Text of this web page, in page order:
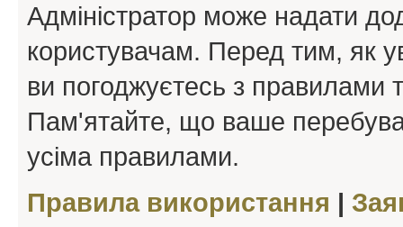
Адміністратор може надати
користувачам. Перед тим, як
ви погоджуєтесь з правилами
Пам'ятайте, що ваше
усіма правилами.
Правила використання |